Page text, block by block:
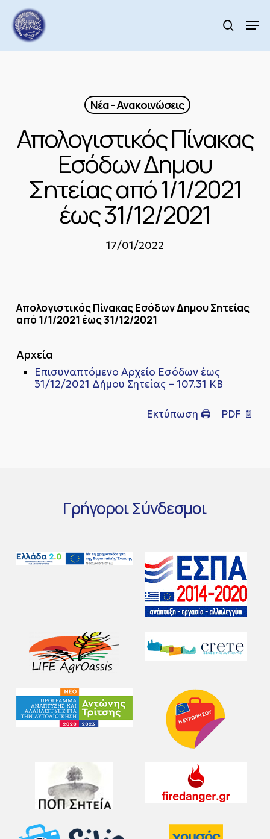
main
content
search
Νέα - Ανακοινώσεις
Απολογιστικός Πίνακας
Εσόδων Δημου
Σητείας από 1/1/2021
έως 31/12/2021
17/01/2022
Απολογιστικός Πίνακας Εσόδων Δημου Σητείας
από 1/1/2021 έως 31/12/2021
Αρχεία
Επισυναπτόμενο Αρχείο Eσόδων έως
31/12/2021 Δήμου Σητείας – 107.31 KB
Εκτύπωση 🖨 PDF 📄
ΓρήγοροιΣύνδεσμοι
Menu